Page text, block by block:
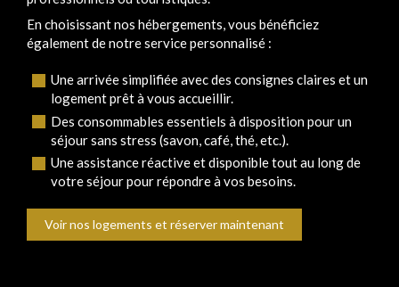
En choisissant nos hébergements, vous bénéficiez
également de notre service personnalisé :
Une arrivée simplifiée avec des consignes claires et un
logement prêt à vous accueillir.
Des consommables essentiels à disposition pour un
séjour sans stress (savon, café, thé, etc.).
Une assistance réactive et disponible tout au long de
votre séjour pour répondre à vos besoins.
Voir nos logements et réserver maintenant